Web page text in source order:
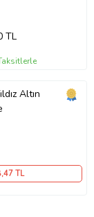
TL
Altın
,47 TL